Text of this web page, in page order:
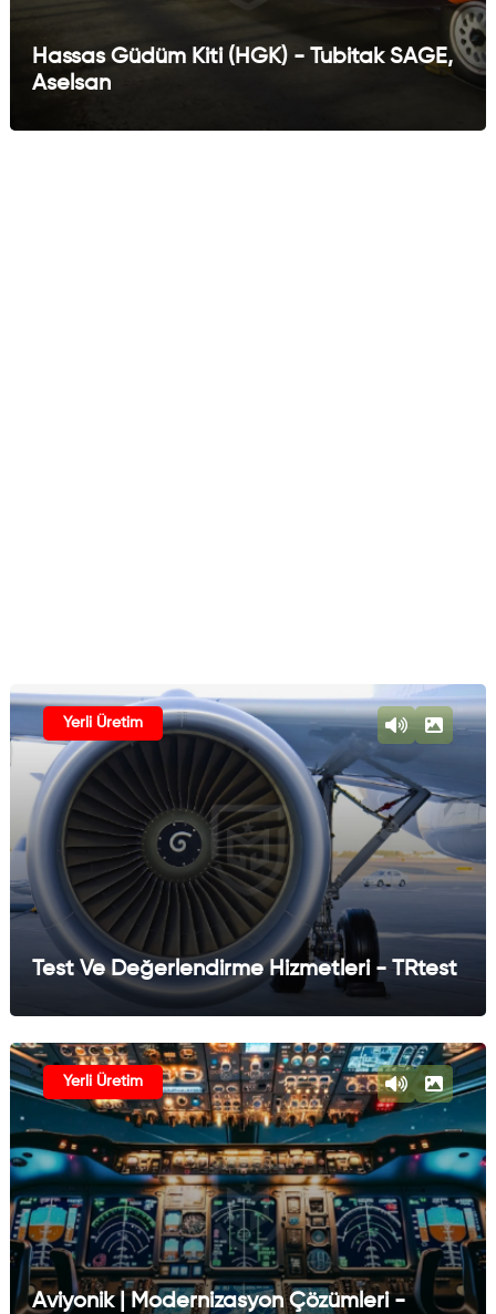
Hassas Güdüm Kiti (HGK) - Tubitak SAGE,
Aselsan
Yerli Üretim
Test Ve Değerlendirme Hizmetleri - TRtest
Yerli Üretim
Aviyonik | Modernizasyon Çözümleri -